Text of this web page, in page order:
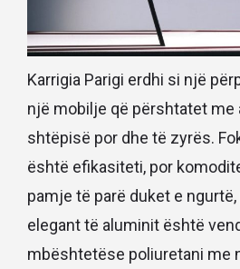
Karrigia Parigi erdhi si një
një mobilje që përshtatet me
shtëpisë por dhe të zyrës.
është efikasiteti, por
pamje të parë duket e
elegant të aluminit është
mbështetëse poliuretani me